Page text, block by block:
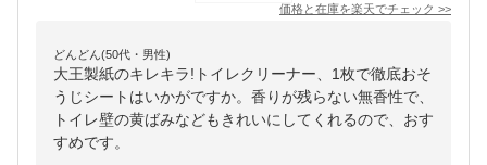
価格と在庫を楽天でチェック >>
どんどん(50代・男性)
大王製紙のキレキラ!トイレクリーナー、1枚で徹底おそ
うじシートはいかがですか。香りが残らない無香性で、
トイレ壁の黄ばみなどもきれいにしてくれるので、おす
すめです。